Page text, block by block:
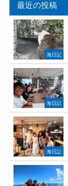
最近の投稿
海日記
海日記
海日記